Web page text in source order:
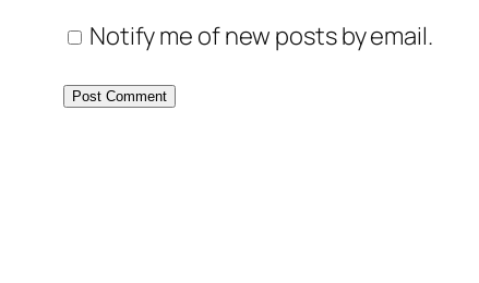
Notify me of new posts by email.